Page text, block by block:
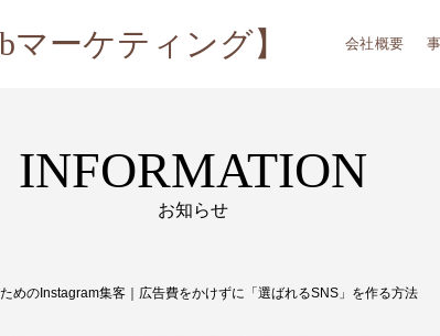
マーケティング】 会社概要
INFORMATION
お知らせ
めのInstagram集客｜広告費をかけずに「選ばれるSNS」を作る方法